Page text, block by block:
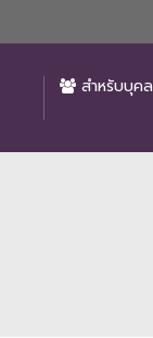
สำหรับบุค